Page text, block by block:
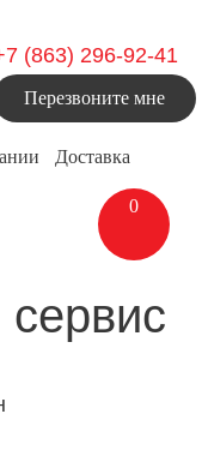
Доставка
0
(863) 296-92-41
Перезвоните мне